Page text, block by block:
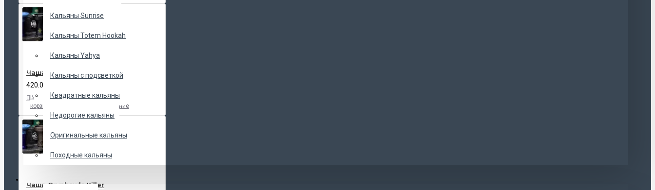
Кальяны Sunrise
Кальяны Totem Hookah
Кальяны Yahya
Кальяны с подсветкой
Квадратные кальяны
Недорогие кальяны
Оригинальные кальяны
Походные кальяны
Чаша Tactical Killer H Black
420.00 UAH
В
корзину
В
В
сравнение
Чаша Grynbowls Killer